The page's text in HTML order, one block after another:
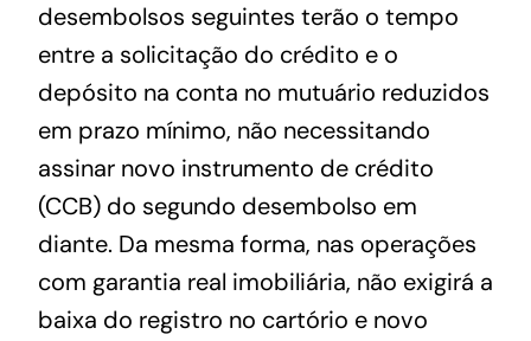
desembolsos seguintes terão o tempo
entre a solicitação do crédito e o
depósito na conta no mutuário reduzidos
em prazo mínimo, não necessitando
assinar novo instrumento de crédito
(CCB) do segundo desembolso em
diante. Da mesma forma, nas operações
com garantia real imobiliária, não exigirá a
baixa do registro no cartório e novo